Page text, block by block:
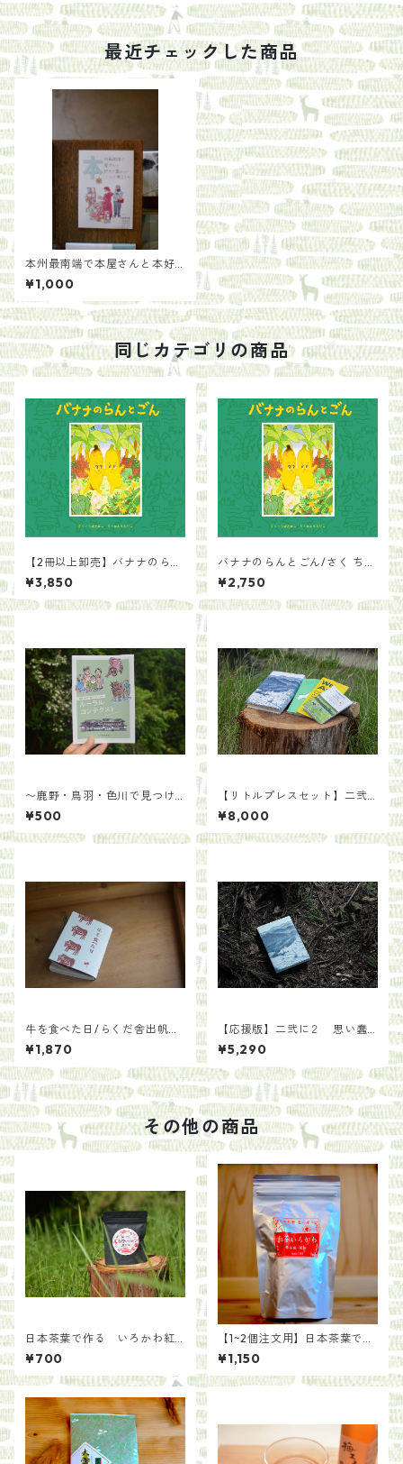
最近チェックした商品
本州最南端で本屋さんと本好
きが集まって本について考え
たら/紀伊半島ブックマルシェ
実行委員たち
¥1,000
同じカテゴリの商品
【2冊以上卸売】バナナのらん
とごん/さく ちば たかこ・え
かとう えりこ
¥3,850
バナナのらんとごん/さく ちば
たかこ・え かとう えりこ
¥2,750
〜鹿野・鳥羽・色川で見つけ
る〜ルーラルコンテクスト／
らくだ舎出帆室
¥500
【リトルプレスセット】二弐
に２ 思い蠢く。二〇〇年後
の土になる。/らくだ舎出帆室
¥8,000
牛を食べた日/らくだ舎出帆
室・千葉貴子
¥1,870
【応援版】二弐に２ 思い蠢
く。二〇〇年後の土になる。/
らくだ舎出帆室
¥5,290
その他の商品
日本茶葉で作る いろかわ紅
茶【手土産用パッケージ30
g】
¥700
【1~2個注文用】日本茶葉で作
る いろかわ紅茶(100g)
¥1,150